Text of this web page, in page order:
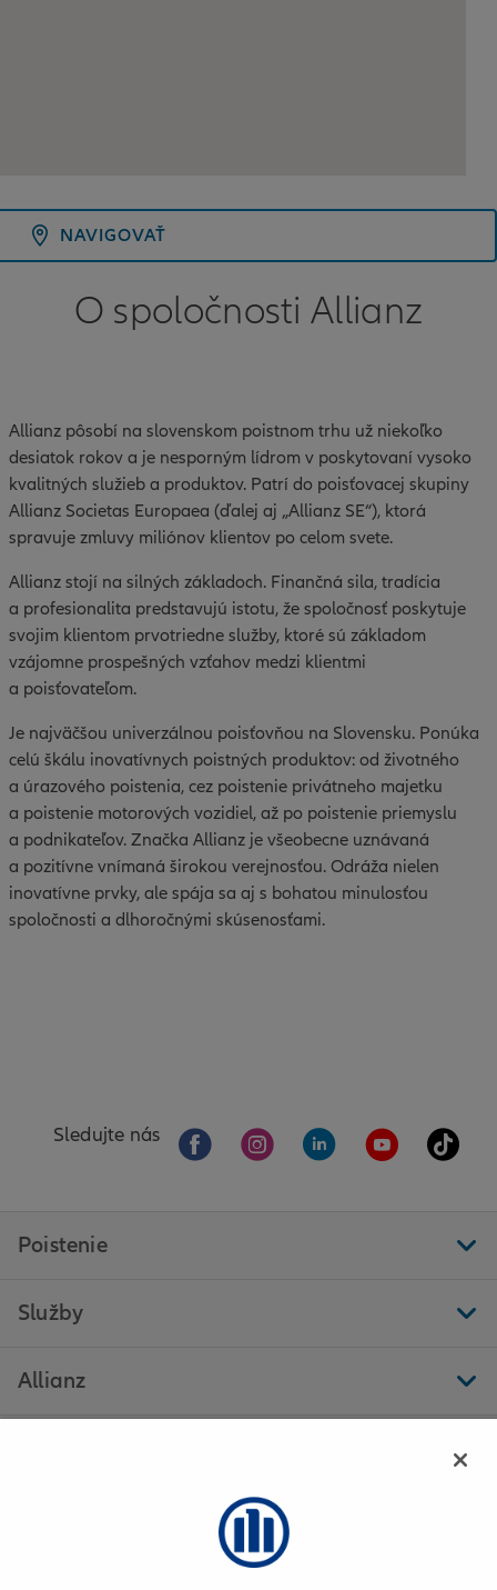
NAVIGOVAŤ
O spoločnosti Allianz
Allianz pôsobí na slovenskom poistnom trhu už niekoľko
desiatok rokov a je nesporným lídrom v poskytovaní vysoko
kvalitných služieb a produktov. Patrí do poisťovacej skupiny
Allianz Societas Europaea (ďalej aj „Allianz SE“), ktorá
spravuje zmluvy miliónov klientov po celom svete.
Allianz stojí na silných základoch. Finančná sila, tradícia
a profesionalita predstavujú istotu, že spoločnosť poskytuje
svojim klientom prvotriedne služby, ktoré sú základom
vzájomne prospešných vzťahov medzi klientmi
a poisťovateľom.
Je najväčšou univerzálnou poisťovňou na Slovensku. Ponúka
celú škálu inovatívnych poistných produktov: od životného
a úrazového poistenia, cez poistenie privátneho majetku
a poistenie motorových vozidiel, až po poistenie priemyslu
a podnikateľov. Značka Allianz je všeobecne uznávaná
a pozitívne vnímaná širokou verejnosťou. Odráža nielen
inovatívne prvky, ale spája sa aj s bohatou minulosťou
spoločnosti a dlhoročnými skúsenosťami.
Sledujte nás
Poistenie
Služby
Allianz
Allianz - Eva Mačingová - Košice